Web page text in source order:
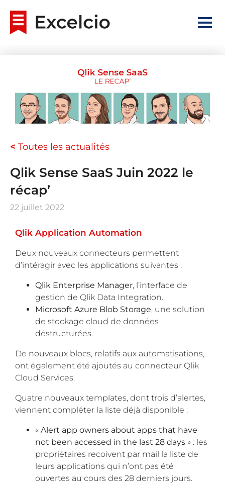
< Toutes les actualités
Qlik Sense SaaS Juin 2022 le
récap’
22 juillet 2022
Qlik Application Automation
Deux nouveaux connecteurs permettent
d’intéragir avec les applications suivantes :
Qlik Enterprise Manager, l’interface de
gestion de Qlik Data Integration.
Microsoft Azure Blob Storage, une solution
de stockage cloud de données
déstructurées.
De nouveaux blocs, relatifs aux automatisations,
ont également été ajoutés au connecteur Qlik
Cloud Services.
Quatre nouveaux templates, dont trois d’alertes,
viennent compléter la liste déjà disponible :
« Alert app owners about apps that have
not been accessed in the last 28 days » : les
propriétaires recoivent par mail la liste de
leurs applications qui n’ont pas été
ouvertes au cours des 28 derniers jours.